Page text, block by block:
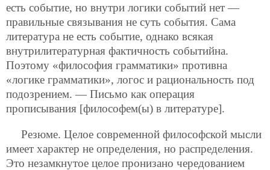
есть событие, но внутри логики событий нет —
правильные связывания не суть события. Сама
литература не есть событие, однако всякая
внутрилитературная фактичность событийна.
Поэтому «философия грамматики» противна
«логике грамматики», логос и рациональность под
подозрением. — Письмо как операция
прописывания [философем(ы) в литературе].
Резюме. Целое современной философской мысли
имеет характер не определения, но распределения.
Это незамкнутое целое пронизано чередованием